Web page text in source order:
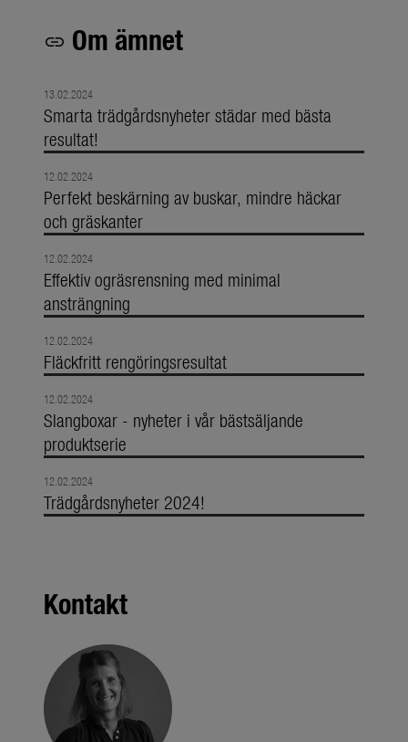
link Om ämnet
13.02.2024
Smarta trädgårdsnyheter städar med bästa
resultat!
12.02.2024
Perfekt beskärning av buskar, mindre häckar
och gräskanter
12.02.2024
Effektiv ogräsrensning med minimal
ansträngning
12.02.2024
Fläckfritt rengöringsresultat
12.02.2024
Slangboxar - nyheter i vår bästsäljande
produktserie
12.02.2024
Trädgårdsnyheter 2024!
Kontakt